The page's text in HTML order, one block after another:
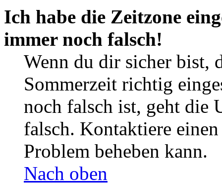
Ich habe die Zeitzone
immer noch falsch!
Wenn du dir sicher bist,
Sommerzeit richtig
noch falsch ist, geht die
falsch. Kontaktiere
Problem beheben kann.
Nach oben